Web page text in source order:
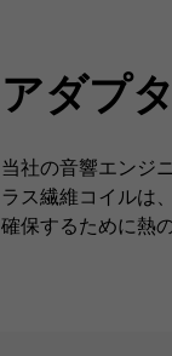
アダプ
当社の音響エンジ
ラス繊維コイルは
確保するために熱